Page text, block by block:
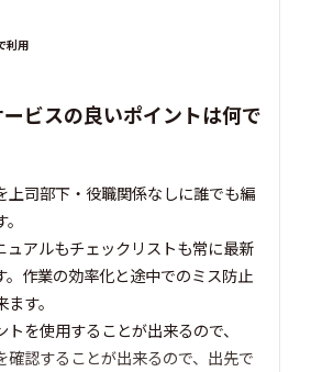
利用
ビスの良いポイントは何で
上司部下・役職関係なしに誰でも編
ュアルもチェックリストも常に最新
。作業の効率化と途中でのミス防止
す。
を使用することが出来るので、
確認することが出来るので、出先で